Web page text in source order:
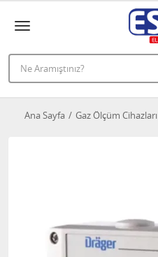
Ana Sayfa Gaz Ölçüm Cihazları